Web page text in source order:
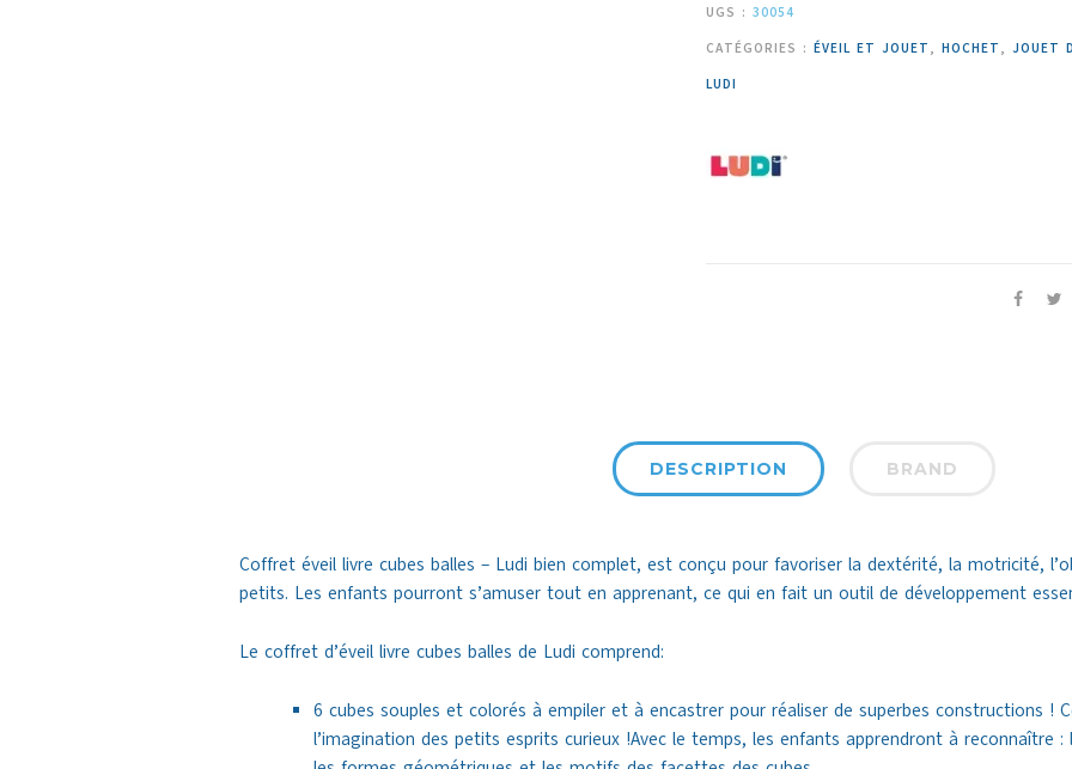
UGS : 30054
CATÉGORIES : ÉVEIL ET JOUET , HOCHET , JOUET
LUDI
DESCRIPTION BRAND
Coffret éveil livre cubes balles – Ludi bien complet, est conçu pour favoriser la dextérité, la motricité,
petits. Les enfants pourront s’amuser tout en apprenant, ce qui en fait un outil de développement
Le coffret d’éveil livre cubes balles de Ludi comprend:
6 cubes souples et colorés à empiler et à encastrer pour réaliser de superbes constructions !
l’imagination des petits esprits curieux !Avec le temps, les enfants apprendront à reconnaître